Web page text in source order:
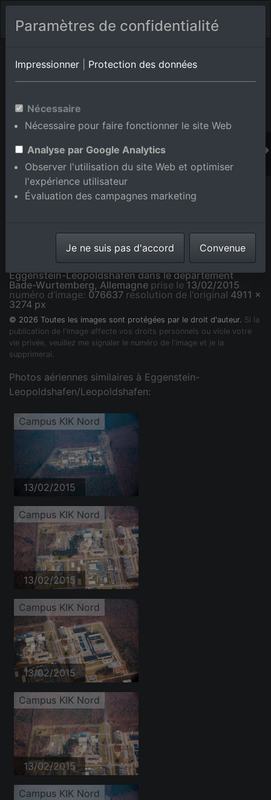
Album de lieux Eggenstein-Leopoldshafen/Leopoldshafen
Bade-Wurtemberg,Allemagne
Ajouter au panier int.
Campus KIK Nord à le quartier Leopoldshafen in
Eggenstein-Leopoldshafen dans le département
Bade-Wurtemberg, Allemagne prise le13/02/2015
numéro d'image: 076637 résolution de l'original 4911 x
3274 px
© 2026 Toutes les images sont protégées par le droit d'auteur. Si la
publication de l'image affecte vos droits personnels ou viole votre
vie privée, veuillez me signaler le numéro de l'image et je la
supprimerai.
Photos aériennes similaires à Eggenstein-
Leopoldshafen/Leopoldshafen:
Campus KIK Nord
13/02/2015
Campus KIK Nord
13/02/2015
Campus KIK Nord
13/02/2015
Campus KIK Nord
13/02/2015
Campus KIK Nord
Paramètres de confidentialité
Impressionner Protection des données
Nécessaire
Nécessaire pour faire fonctionner le site Web
Analyse par Google Analytics
Observer l'utilisation du site Web et optimiser
l'expérience utilisateur
Évaluation des campagnes marketing
Je ne suis pas d'accord Convenue